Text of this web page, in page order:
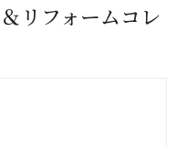
リフォームコレ